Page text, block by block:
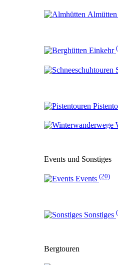
Almütten
Einkehr
Events und Sonstiges
Events (20)
Sonstiges
Bergtouren